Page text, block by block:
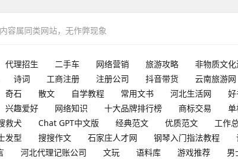
容属同类网站，无作弊现象
代理招生 二手车 网络营销 旅游攻略 非物质文化
诗词 工商注册 注册公司 抖音带货 云南旅游网
奇石 散文 自学教程 常用文书 河北生活网
兴趣爱好 网络知识 十大品牌排行榜 商标交易
救犬 Chat GPT中文版 经典范文 优质范文 工作
发型 搜搜作文 石家庄人才网 钢琴入门指法教程
河北代理记账公司 文玩 语料库 游戏推荐 男